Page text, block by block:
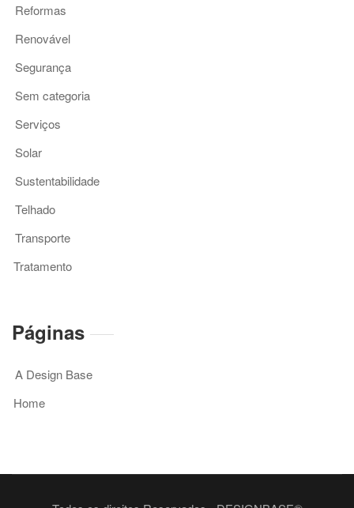
Reformas
Renovável
Segurança
Sem categoria
Serviços
Solar
Sustentabilidade
Telhado
Transporte
Tratamento
Páginas
A Design Base
Home